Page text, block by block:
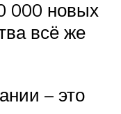
000 новых
всё же
– это